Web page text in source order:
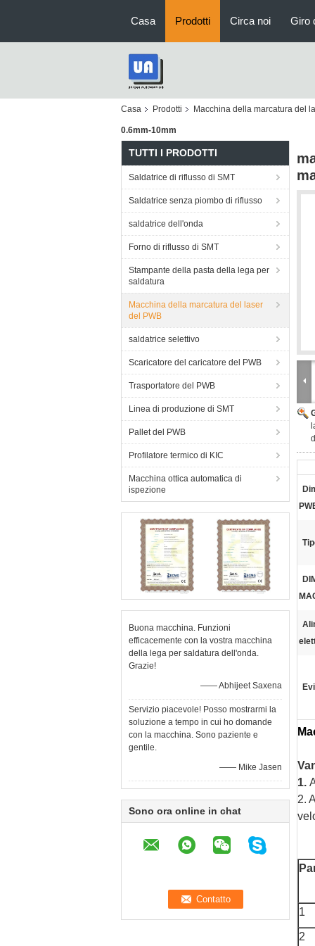
Casa Prodotti Circa noi Giro
Casa Prodotti Macchina della marcatura del
0.6mm-10mm
TUTTI I PRODOTTI
Saldatrice di riflusso di SMT
Saldatrice senza piombo di riflusso
saldatrice dell'onda
Forno di riflusso di SMT
Stampante della pasta della lega per
saldatura
Macchina della marcatura del laser
del PWB
saldatrice selettivo
Scaricatore del caricatore del PWB
Trasportatore del PWB
Linea di produzione di SMT
Pallet del PWB
Profilatore termico di KIC
Macchina ottica automatica di
ispezione
Buona macchina. Funzioni
efficacemente con la vostra macchina
della lega per saldatura dell'onda.
Grazie!
—— Abhijeet Saxena
Servizio piacevole! Posso mostrarmi la
soluzione a tempo in cui ho domande
con la macchina. Sono paziente e
gentile.
—— Mike Jasen
Sono ora online in chat
1.
2.
1
2